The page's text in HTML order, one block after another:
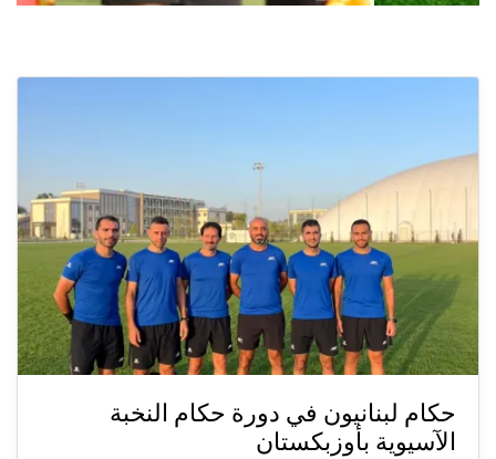
حكام لبنانيون في دورة حكام النخبة
الآسيوية بأوزبكستان